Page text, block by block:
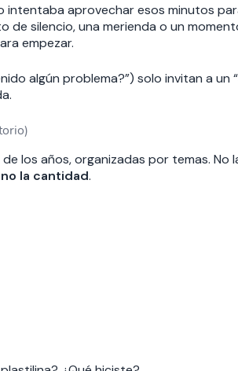
intentaba aprovechar esos minutos
de silencio, una merienda o un
empezar.
algún problema?”) solo invitan a
los años, organizadas por temas.
la cantidad.